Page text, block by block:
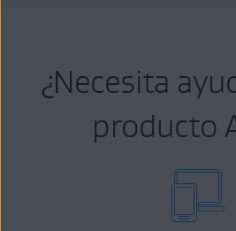
¿Necesita
producto